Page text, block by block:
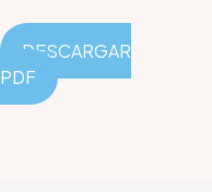
DESCARGAR
PDF